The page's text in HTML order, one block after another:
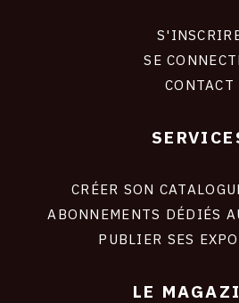
SE
CONTACT
CRÉER SON
ABONNEMENTS DÉDIÉS
PUBLIER SES
LE